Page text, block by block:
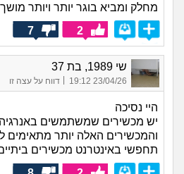
מחלק ומביא בוגר יותר ויותר מושך
2
7
שי 1989, בת 37
23/04/26 19:12
| דווח על עצה זו
היי נסיכה
יש מכשירים שמשתמשים באנרגיה
והמכשירים האלה יותר מתאימים
תחפשי באינטרנט מכשירים